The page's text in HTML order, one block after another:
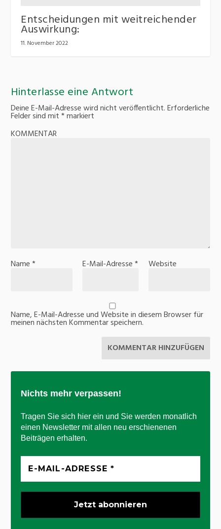
Entscheidungen mit weitreichender
Auswirkung:
11. November 2022
Hinterlasse eine Antwort
Deine E-Mail-Adresse wird nicht veröffentlicht. Erforderliche
Felder sind mit*markiert
KOMMENTAR
Name* E-Mail-Adresse* Website
Name, E-Mail-Adresse und Website in diesem Browser für
meinen nächsten Kommentar speichern.
Nichts mehr verpassen!
Tragen Sie sich hier ein und Sie werden monatlich
einen Newsletter mit allen neu erschienenen
Beiträgen erhalten.